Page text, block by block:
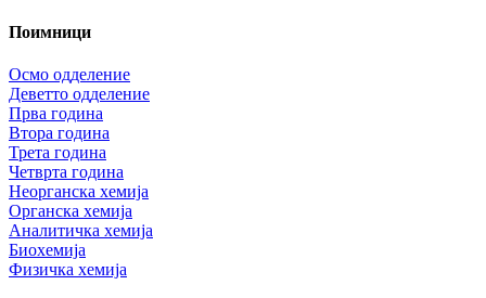
Поимници
Осмо одделение
Деветто одделение
Прва година
Втора година
Трета година
Четврта година
Неорганска хемија
Органска хемија
Аналитичка хемија
Биохемија
Физичка хемија